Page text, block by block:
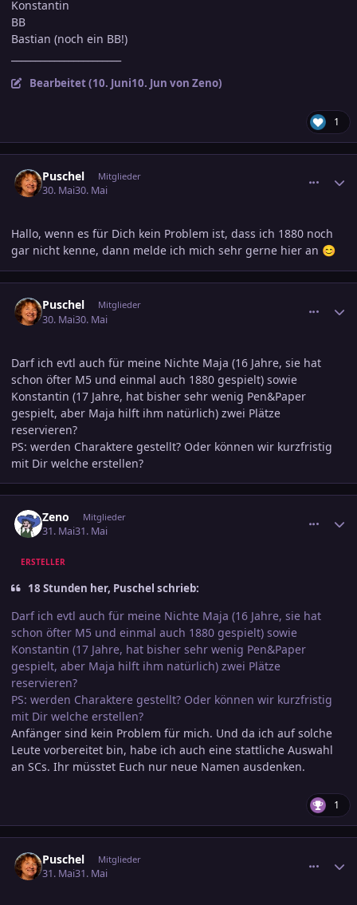
Konstantin
BB
Bastian (noch ein BB!)
Bearbeitet (10. Juni10. Jun von Zeno)
1
Puschel Mitglieder
30. Mai30. Mai
Hallo, wenn es für Dich kein Problem ist, dass ich 1880 noch
gar nicht kenne, dann melde ich mich sehr gerne hier an 😊
Puschel Mitglieder
30. Mai30. Mai
Darf ich evtl auch für meine Nichte Maja (16 Jahre, sie hat
schon öfter M5 und einmal auch 1880 gespielt) sowie
Konstantin (17 Jahre, hat bisher sehr wenig Pen&Paper
gespielt, aber Maja hilft ihm natürlich) zwei Plätze
reservieren?
PS: werden Charaktere gestellt? Oder können wir kurzfristig
mit Dir welche erstellen?
Zeno Mitglieder
31. Mai31. Mai
ERSTELLER
18 Stunden her, Puschel schrieb:
Darf ich evtl auch für meine Nichte Maja (16 Jahre, sie hat
schon öfter M5 und einmal auch 1880 gespielt) sowie
Konstantin (17 Jahre, hat bisher sehr wenig Pen&Paper
gespielt, aber Maja hilft ihm natürlich) zwei Plätze
reservieren?
PS: werden Charaktere gestellt? Oder können wir kurzfristig
mit Dir welche erstellen?
Anfänger sind kein Problem für mich. Und da ich auf solche
Leute vorbereitet bin, habe ich auch eine stattliche Auswahl
an SCs. Ihr müsstet Euch nur neue Namen ausdenken.
1
Puschel Mitglieder
31. Mai31. Mai